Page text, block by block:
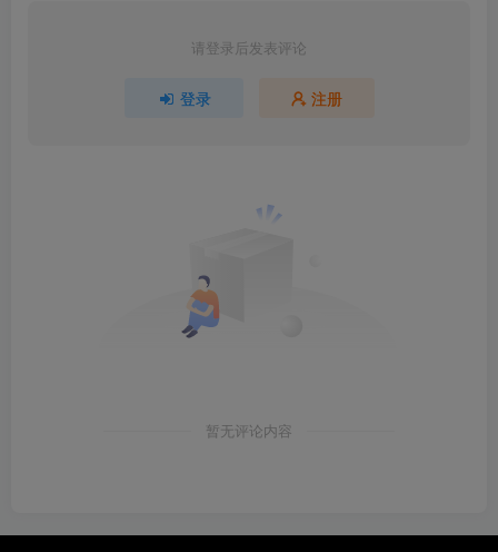
请登录后发表评论
登录 注册
暂无评论内容